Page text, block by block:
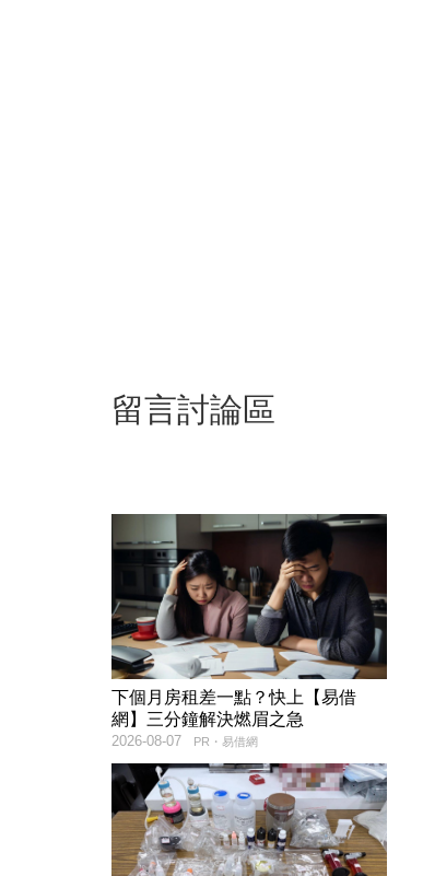
留言討論區
下個月房租差一點？快上【易借
網】三分鐘解決燃眉之急
PR・易借網
2026-08-07